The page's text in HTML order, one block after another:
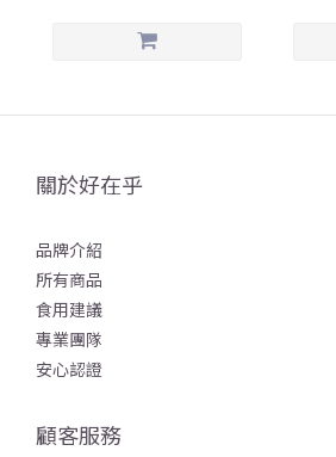
關於好在乎
品牌介紹
所有商品
食用建議
專業團隊
安心認證
顧客服務